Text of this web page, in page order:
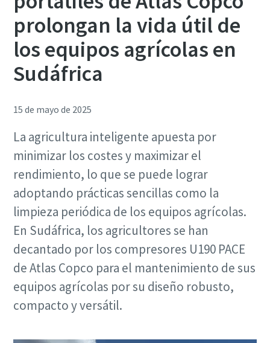
prolongan la vida útil de
los equipos agrícolas en
Sudáfrica
15 de mayo de 2025
La agricultura inteligente apuesta por
minimizar los costes y maximizar el
rendimiento, lo que se puede lograr
adoptando prácticas sencillas como la
limpieza periódica de los equipos agrícolas.
En Sudáfrica, los agricultores se han
decantado por los compresores U190 PACE
de Atlas Copco para el mantenimiento de sus
equipos agrícolas por su diseño robusto,
compacto y versátil.